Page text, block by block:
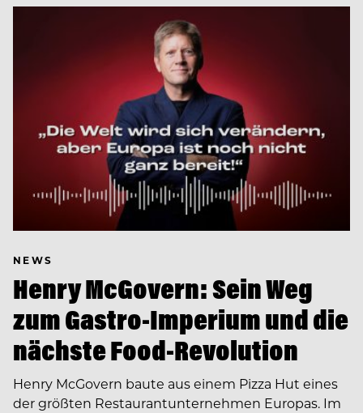
NEWS
Henry McGovern: Sein Weg
zum Gastro-Imperium und die
nächste Food-Revolution
Henry McGovern baute aus einem Pizza Hut eines
der größten Restaurantunternehmen Europas. Im